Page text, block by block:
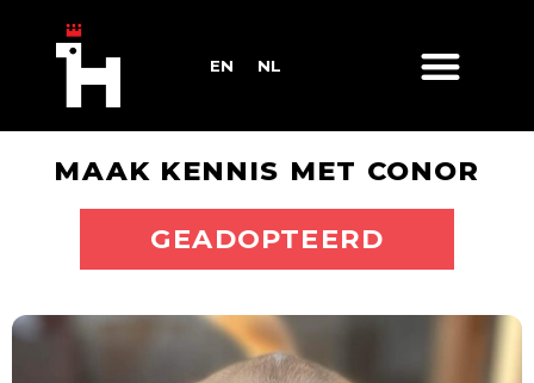
EN NL
MAAK KENNIS MET CONOR
ADOPTEER MIJ
GEADOPTEERD